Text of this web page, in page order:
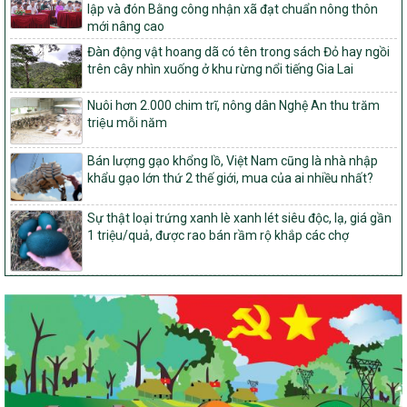
giai đoạn 2021-2025 được kéo dài sang năm 2026
827/QĐ-BNNMT
Quyết định Ban hành Kế hoạch triển khai thực hiện Chương trình
mục tiêu quốc gia xây dựng nông thôn mới, giảm nghèo bền
vững và phát triển kinh tế – xã hội vùng đồng bào dân tộc thiểu
số và miền núi giai đoạn 2026-2035, giai đoạn I: Từ năm 2026
đến năm 2030
14/2026/TT-BNNMT
Hướng dẫn thực hiện một số nội dung tiêu chí, điều kiện thuộc Bộ
tiêu chí quốc gia về nông thôn mới giai đoạn 2026 – 2030 thuộc
phạm vi quản lý nhà nước của Bộ Nông nghiệp và Môi trường
417/QĐ-BNNMT
Phê duyệt Chương trình mục tiêu quốc gia xây dựng nông thôn
mới, giảm nghèo bền vững và phát triển kinh tế – xã hội vùng
đồng bào dân tộc thiểu số và miền núi giai đoạn 2026-2035, giai
đoạn I: Từ năm 2026 đến năm 2030
Nghị quyết số 08/2026/NQ-HĐND
Quy định nguyên tắc, tiêu chí, định mức phân bổ ngân sách trung
ương thực hiện Chương trình mục tiêu quốc gia xây dựng nông
thôn mới, giảm nghèo bền vững và phát triển kinh tế – xã hội
lập và đón Bằng công nhận xã đạt chuẩn nông thôn
mới nâng cao
Đàn động vật hoang dã có tên trong sách Đỏ hay ngồi
trên cây nhìn xuống ở khu rừng nổi tiếng Gia Lai
Nuôi hơn 2.000 chim trĩ, nông dân Nghệ An thu trăm
triệu mỗi năm
Bán lượng gạo khổng lồ, Việt Nam cũng là nhà nhập
khẩu gạo lớn thứ 2 thế giới, mua của ai nhiều nhất?
Sự thật loại trứng xanh lè xanh lét siêu độc, lạ, giá gần
1 triệu/quả, được rao bán rầm rộ khắp các chợ